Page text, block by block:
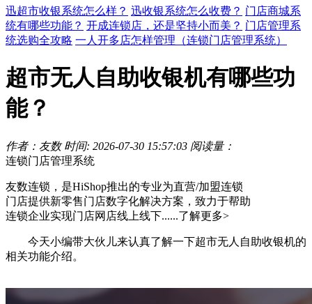
迅超市收银系统怎么样？ 迅收银系统怎么收费？ 门店商城系
统有哪些功能？ 开成连锁店，还是坚持小而美？ 门店管理系
统选购全攻略 一人开多店怎样管理（连锁门店管理系统）
超市无人自助收银机有哪些功
能？
作者：友数 时间: 2026-07-30 15:57:03 阅读量：
连锁门店管理系统
友数连锁，是HiShop推出的专业为直营/加盟连锁
门店提供新零售门店数字化解决方案，致力于帮助
连锁企业实现门店网店线上线下......了解更多>
今天小编带大伙儿来认真了解一下超市无人自助收银机的
相关功能介绍。